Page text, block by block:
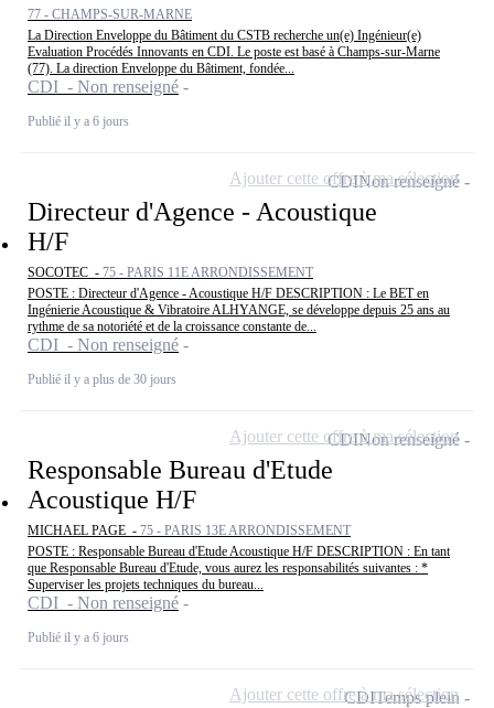
77 - CHAMPS-SUR-MARNE
La Direction Enveloppe du Bâtiment du CSTB recherche un(e) Ingénieur(e)
Evaluation Procédés Innovants en CDI. Le poste est basé à Champs-sur-Marne
(77). La direction Enveloppe du Bâtiment, fondée...
CDI - Non renseigné
Publié il y a 6 jours
Directeur d'Agence - Acoustique
H/F
SOCOTEC - 75 - PARIS 11E ARRONDISSEMENT
POSTE : Directeur d'Agence - Acoustique H/F DESCRIPTION : Le BET en
Ingénierie Acoustique & Vibratoire ALHYANGE, se développe depuis 25 ans au
rythme de sa notoriété et de la croissance constante de...
CDI - Non renseigné
Publié il y a plus de 30 jours
CDINon renseigné
Ajouter cette offre à ma sélection
Responsable Bureau d'Etude
Acoustique H/F
MICHAEL PAGE - 75 - PARIS 13E ARRONDISSEMENT
POSTE : Responsable Bureau d'Etude Acoustique H/F DESCRIPTION : En tant
que Responsable Bureau d'Etude, vous aurez les responsabilités suivantes : *
Superviser les projets techniques du bureau...
CDI - Non renseigné
Publié il y a 6 jours
CDINon renseigné
Ajouter cette offre à ma sélection
CDITemps plein
Ajouter cette offre à ma sélection